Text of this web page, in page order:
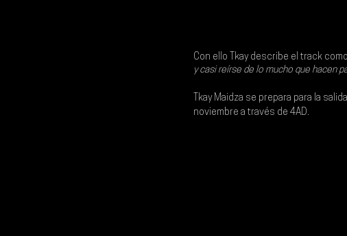
Con ello Tkay describe el track como
y casi reírse de lo mucho que hacen
Tkay Maidza se prepara para la
noviembre a través de 4AD.